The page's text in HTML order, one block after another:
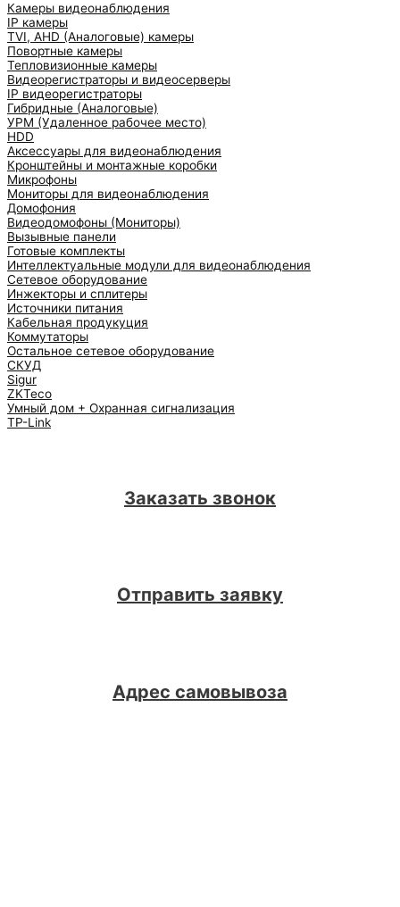
Камеры видеонаблюдения
IP камеры
TVI, AHD (Аналоговые) камеры
Повортные камеры
Тепловизионные камеры
Видеорегистраторы и видеосерверы
IP видеорегистраторы
Гибридные (Аналоговые)
УРМ (Удаленное рабочее место)
HDD
Аксессуары для видеонаблюдения
Кронштейны и монтажные коробки
Микрофоны
Мониторы для видеонаблюдения
Домофония
Видеодомофоны (Мониторы)
Вызывные панели
Готовые комплекты
Интеллектуальные модули для видеонаблюдения
Сетевое оборудование
Инжекторы и сплитеры
Источники питания
Кабельная продукуция
Коммутаторы
Остальное сетевое оборудование
СКУД
Sigur
ZKTeco
Умный дом + Охранная сигнализация
TP-Link
Заказать звонок
Отправить заявку
Адрес самовывоза